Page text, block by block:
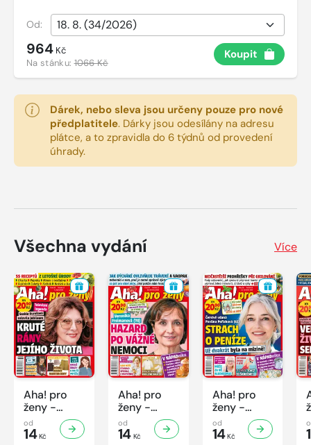
Od:
964 Kč
Na stánku:1066 Kč
Koupit
Dárek, nebo sleva jsou určeny pouze pro nové
předplatitele. Dárky jsou odesílány na adresu
plátce, a to zpravidla do 6 týdnů od provedení
úhrady.
Všechna vydání Více
Aha! pro
ženy -
32/2026
od
14Kč
Aha! pro
ženy -
31/2026
od
14Kč
Aha! pro
ženy -
30/2026
od
14Kč